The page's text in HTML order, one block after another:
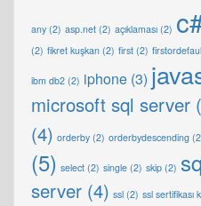
any (2) asp.net (2) açıklaması (2)
(2) fikret kuşkan (2) first (2)
ibm db2 (2) iphone (3)
microsoft sql server
(4) orderby (2) orderbydescending
(5) select (2) single (2) skip (2)
server (4) ssl (2) ssl sertifikası